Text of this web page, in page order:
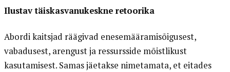
Ilustav täiskasvanukeskne retoorika
Abordi kaitsjad räägivad enesemääramisõigusest,
vabadusest, arengust ja ressursside mõistlikust
kasutamisest. Samas jäetakse nimetamata, et eitades